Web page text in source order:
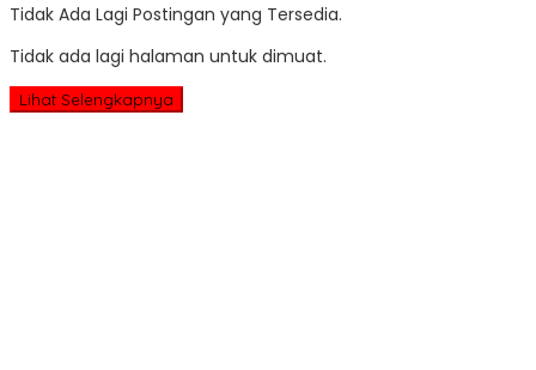
Tidak Ada Lagi Postingan yang Tersedia.
Tidak ada lagi halaman untuk dimuat.
Lihat Selengkapnya